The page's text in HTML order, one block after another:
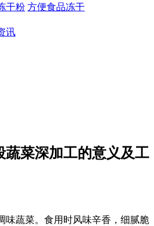
干粉 方便食品冻干
讯
蔬菜深加工的意义及工
蔬菜。食用时风味辛香，细腻脆